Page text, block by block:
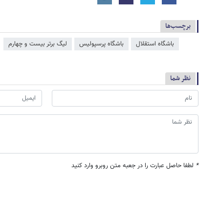
برچسب‌ها
باشگاه استقلال باشگاه پرسپولیس لیگ برتر بیست و چهارم
نظر شما
* لطفا حاصل عبارت را در جعبه متن روبرو وارد کنید